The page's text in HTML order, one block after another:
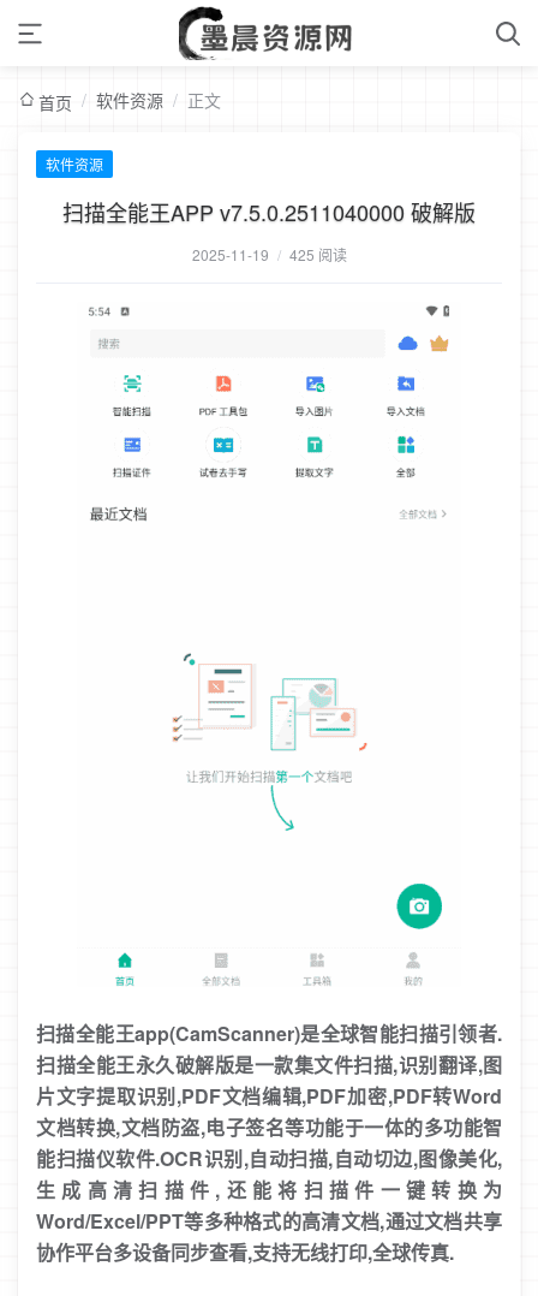
首页 / 软件资源 / 正文
软件资源
扫描全能王APP v7.5.0.2511040000 破解版
2025-11-19 / 425 阅读
扫描全能王app(CamScanner)是全球智能扫描引领者.
扫描全能王永久破解版是一款集文件扫描,识别翻译,图
片文字提取识别,PDF文档编辑,PDF加密,PDF转Word
文档转换,文档防盗,电子签名等功能于一体的多功能智
能扫描仪软件.OCR识别,自动扫描,自动切边,图像美化,
生成高清扫描件,还能将扫描件一键转换为
Word/Excel/PPT等多种格式的高清文档,通过文档共享
协作平台多设备同步查看,支持无线打印,全球传真.